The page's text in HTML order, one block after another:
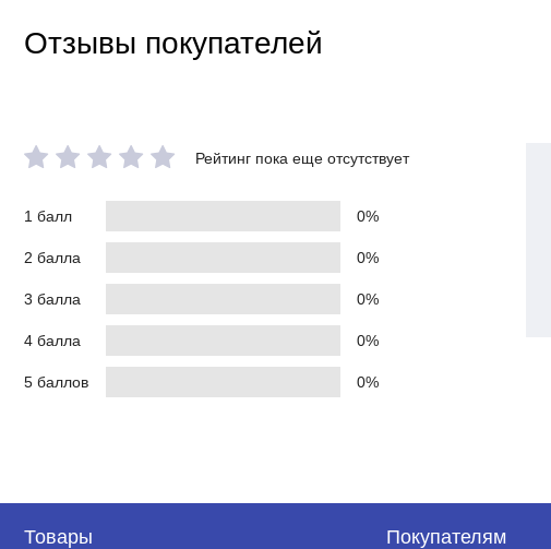
Отзывы покупателей
Рейтинг пока еще отсутствует
1 балл 0%
2 балла 0%
3 балла 0%
4 балла 0%
5 баллов 0%
Товары Покупателям